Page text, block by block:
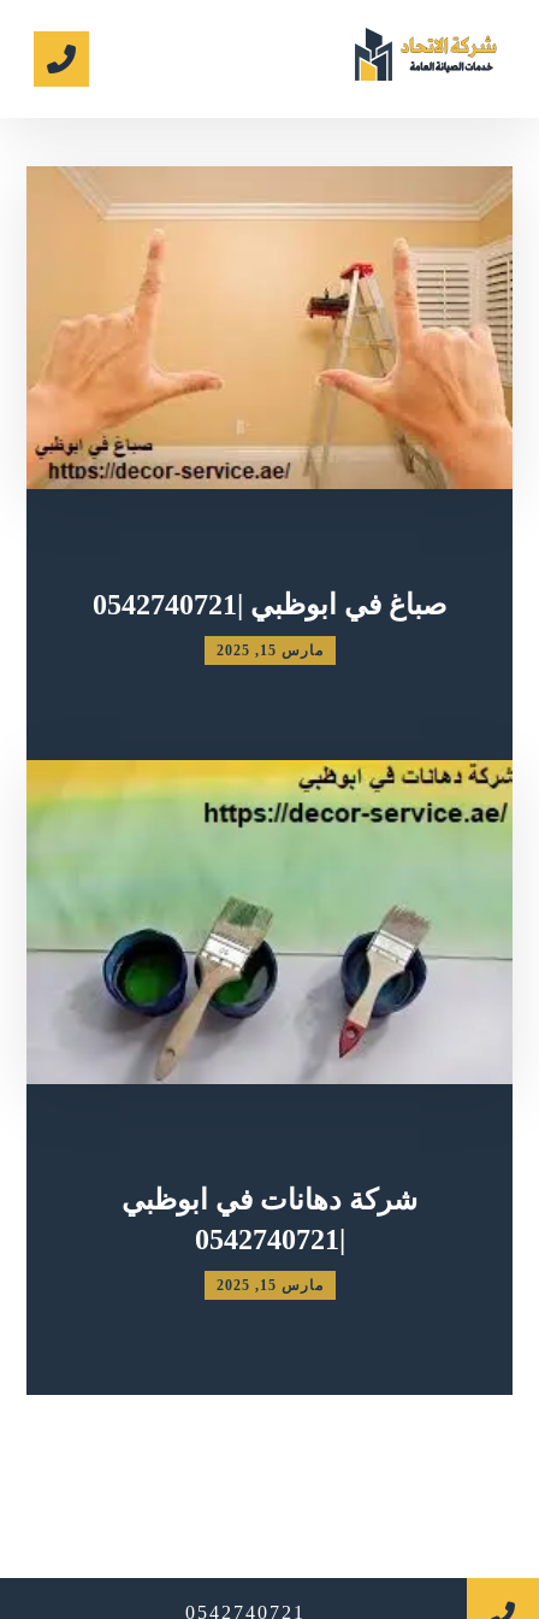
صباغ في ابوظبي |0542740721
مارس 15, 2025
شركة دهانات في ابوظبي
|0542740721
مارس 15, 2025
0542740721